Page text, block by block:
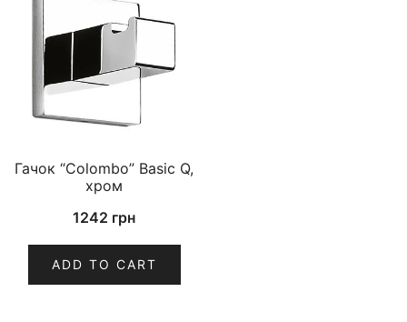
Гачок “Colombo” Basic Q,
хром
1242 грн
ADD TO CART